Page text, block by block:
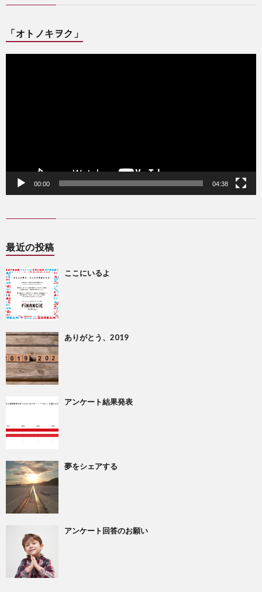
「オトノキヲク」
動
00:00 04:38
最近の投稿
ここにいるよ
ありがとう、2019
アンケート結果発表
夢をシェアする
アンケート回答のお願い